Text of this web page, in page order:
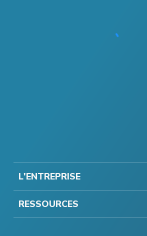
L'ENTREPRISE
RESSOURCES